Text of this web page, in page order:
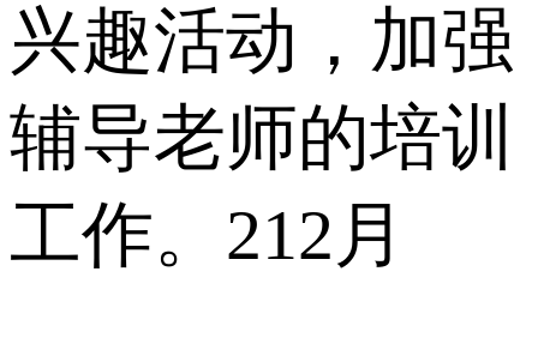
兴趣活动，加强
辅导老师的培训
工作。212月